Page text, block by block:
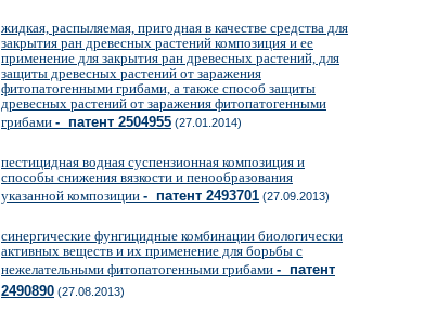
жидкая, распыляемая, пригодная в качестве средства для
закрытия ран древесных растений композиция и ее
применение для закрытия ран древесных растений, для
защиты древесных растений от заражения
фитопатогенными грибами, а также способ защиты
древесных растений от заражения фитопатогенными
грибами - патент 2504955 (27.01.2014)
пестицидная водная суспензионная композиция и
способы снижения вязкости и пенообразования
указанной композиции - патент 2493701 (27.09.2013)
синергические фунгицидные комбинации биологически
активных веществ и их применение для борьбы с
нежелательными фитопатогенными грибами - патент
2490890 (27.08.2013)